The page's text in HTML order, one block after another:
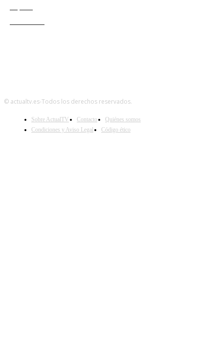
© actualtv.es-Todos los derechos reservados.
Sobre ActualTV Contacto
Quiénes somos
Condiciones y Aviso Legal
Código ético